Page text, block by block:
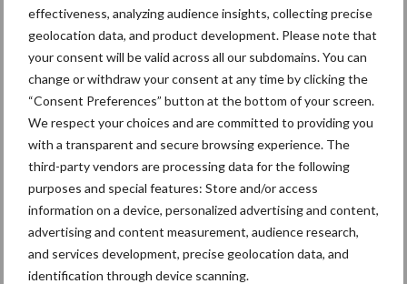
effectiveness, analyzing audience insights, collecting precise
geolocation data, and product development. Please note that
your consent will be valid across all our subdomains. You can
change or withdraw your consent at any time by clicking the
“Consent Preferences” button at the bottom of your screen.
We respect your choices and are committed to providing you
with a transparent and secure browsing experience. The
third-party vendors are processing data for the following
purposes and special features: Store and/or access
information on a device, personalized advertising and content,
advertising and content measurement, audience research,
and services development, precise geolocation data, and
identification through device scanning.
Primaire
Sidebar
Recent nieuws Partner nieuws
7 aug
Britse varkenssector vreest
afzetcrisis in het najaar
7 aug
Grondstoffenmarkt blijft grillig:
Toon meer